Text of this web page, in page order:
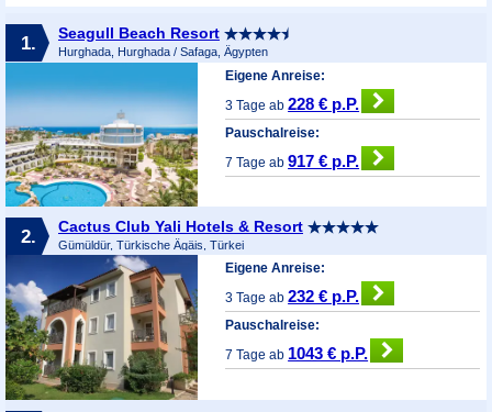
1. Seagull Beach Resort
Hurghada, Hurghada / Safaga, Ägypten
Eigene Anreise:
3 Tage ab228 € p.P.
Pauschalreise:
7 Tage ab917 € p.P.
2. Cactus Club Yali Hotels & Resort
Gümüldür, Türkische Ägäis, Türkei
Eigene Anreise:
3 Tage ab232 € p.P.
Pauschalreise:
7 Tage ab 1043 € p.P.